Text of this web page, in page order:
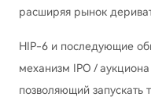
расширяя рынок
HIP-6 и последующие
механизм IPO /
позволяющий запускать